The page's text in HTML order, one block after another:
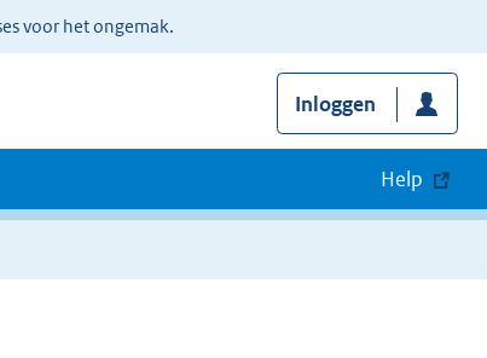
voor het ongemak.
Inloggen
Help